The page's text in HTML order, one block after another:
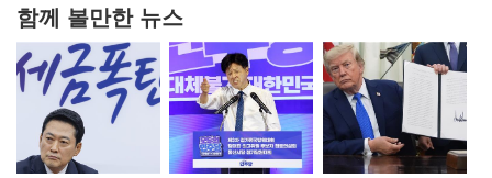
함께 볼만한 뉴스